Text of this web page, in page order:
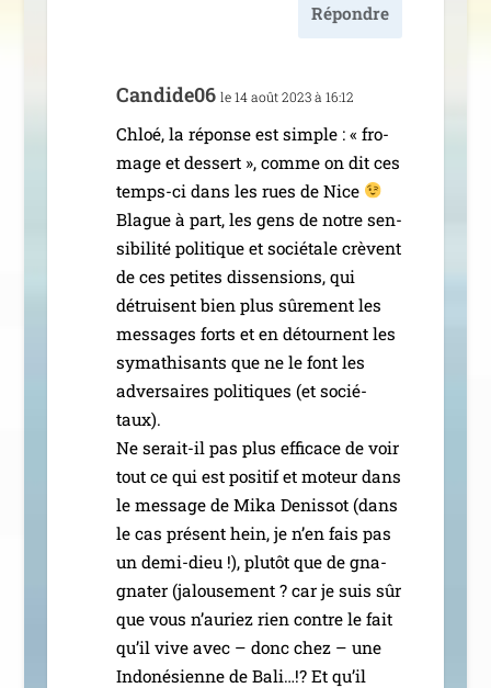
Répondre
Candide06 le 14 août 2023 à 16:12
Chloé, la réponse est simple : « fro­
mage et des­sert », comme on dit ces
temps-ci dans les rues de Nice
Blague à part, les gens de notre sen­
si­bi­li­té poli­tique et socié­tale crèvent
de ces petites dis­sen­sions, qui
détruisent bien plus sûre­ment les
mes­sages forts et en détournent les
syma­thi­sants que ne le font les
adver­saires poli­tiques (et socié­
taux).
Ne serait-il pas plus effi­cace de voir
tout ce qui est posi­tif et moteur dans
le mes­sage de Mika Denissot (dans
le cas pré­sent hein, je n’en fais pas
un demi-dieu !), plu­tôt que de gna­
gna­ter (jalou­se­ment ? car je suis sûr
que vous n’au­riez rien contre le fait
qu’il vive avec – donc chez – une
Indonésienne de Bali…!? Et qu’il